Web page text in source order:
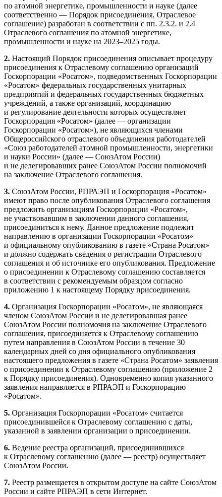
по атомной энергетике, промышленности и науке (далее
соответственно — ​Порядок присоединения, Отраслевое
соглашение) разработан в соответствии с пп. 2.3.2. и 2.4
Отраслевого соглашения по атомной энергетике,
промышленности и науке на 2023–2025 годы.
2. Настоящий Порядок присоединения описывает процедуру
присоединения к Отраслевому соглашению организаций
Госкорпорации «Росатом», подведомственных Госкорпорации
«Росатом» федеральных государственных унитарных
предприятий и федеральных государственных бюджетных
учреждений, а также организаций, координацию
и регулирование деятельности которых осуществляет
Госкорпорация «Росатом» (далее — ​организации
Госкорпорации «Росатом»), не являющихся членами
Общероссийского отраслевого объединения работодателей
«Союз работодателей атомной промышленности, энергетики
и науки России» (далее — ​СоюзАтом России)
и не делегировавших ранее СоюзАтом России полномочий
на заключение Отраслевого соглашения.
3. СоюзАтом России, РПРАЭП и Госкорпорация «Росатом»
имеют право после опубликования Отраслевого соглашения
предложить организациям Госкорпорации «Росатом»,
не участвовавшим в заключении данного соглашения,
присоединиться к нему. Данное предложение подлежит
направлению в организации Госкорпорации «Росатом»
и официальному опубликованию в газете «Страна Росатом»
и должно содержать сведения о регистрации Отраслевого
соглашения и об источнике его опубликования. Предложение
о присоединении к Отраслевому соглашению составляется
в соответствии с рекомендуемым образцом согласно
приложению 1 к настоящему Порядку присоединения.
4. Организация Госкорпорации «Росатом», не являющаяся
членом СоюзАтом России и не делегировавшая ранее
СоюзАтом России полномочия на заключение Отраслевого
соглашения, присоединяется к Отраслевому соглашению
путем направления в СоюзАтом России в течение 30
календарных дней со дня официального опубликования
настоящего предложения в газете «Страна Росатом» заявления
о присоединении к Отраслевому соглашению (приложение 2
к Порядку присоединения). Одновременно копия указанного
заявления направляется в РПРАЭП и Госкорпорацию
«Росатом».
5. Организация Госкорпорации «Росатом» считается
присоединившейся к Отраслевому соглашению с даты,
указанной в заявлении организации о присоединении.
6. Ведение реестра организаций, присоединившихся
к Отраслевому соглашению (далее — ​реестр) осуществляет
СоюзАтом России.
7. Реестр размещается в открытом доступе на сайте СоюзАтом
России и сайте РПРАЭП в сети Интернет.